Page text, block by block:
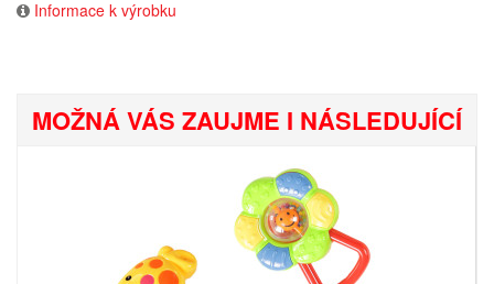
Informace k výrobku
MOŽNÁ VÁS ZAUJME I NÁSLEDUJÍCÍ